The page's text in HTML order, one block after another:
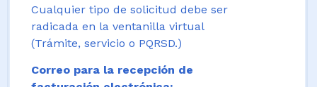
Cualquier tipo de solicitud debe ser
radicada en la ventanilla virtual
(Trámite, servicio o PQRSD.)
Correo para la recepción de